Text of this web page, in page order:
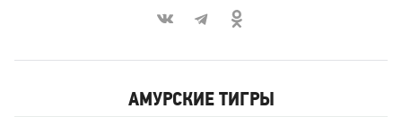
АМУРСКИЕ ТИГРЫ